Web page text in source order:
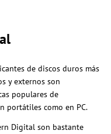
de discos duros más
y externos son
populares de
portátiles como en PC.
Digital son bastante